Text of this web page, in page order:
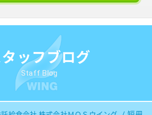
ッフブログ
Staff Blog